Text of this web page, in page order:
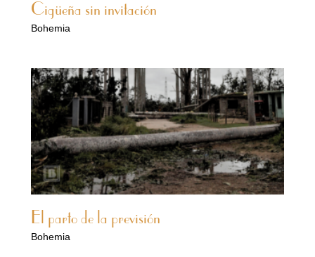
Cigüeña sin invitación
Bohemia
El parto de la previsión
Bohemia